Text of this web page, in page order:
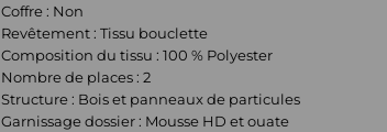
Coffre : Non
Revêtement : Tissu bouclette
Composition du tissu : 100 % Polyester
Nombre de places : 2
Structure : Bois et panneaux de particules
Garnissage dossier : Mousse HD et ouate